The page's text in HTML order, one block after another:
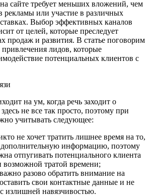
сайте требует меньших вложений, чем
рекламы или участие в различных
Выбор эффективных каналов
от целей, которые преследует
продаж и развития. В статье поговорим
привлечения лидов, которые
потенциальных клиентов с
на ум, когда речь заходит о
не все так просто, поэтому при
учитывать следующее:
не хочет тратить лишнее время на то,
дополнительную информацию, поэтому
отпугивать потенциального клиента
возможной тратой времени;
разово обратить внимание на
свои контактные данные и не
излишней навязчивостью.